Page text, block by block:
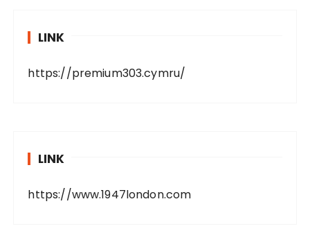
LINK
https://premium303.cymru/
LINK
https://www.1947london.com